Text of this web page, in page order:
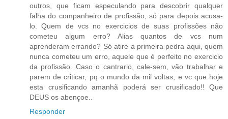
outros, que ficam especulando para descobrir qualquer
falha do companheiro de profissão, só para depois acusa-
lo. Quem de vcs no exercicios de suas profissões não
cometeu algum erro? Alias quantos de vcs num
aprenderam errando? Só atire a primeira pedra aqui, quem
nunca cometeu um erro, aquele que é perfeito no exercicio
da profissão. Caso o cantrario, cale-sem, vão trabalhar e
parem de criticar, pq o mundo da mil voltas, e vc que hoje
esta crusificando amanhã poderá ser crusificado!! Que
DEUS os abençoe..
Responder